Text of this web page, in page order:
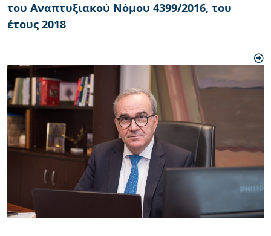
του Aναπτυξιακού Nόμου 4399/2016, του
έτους 2018